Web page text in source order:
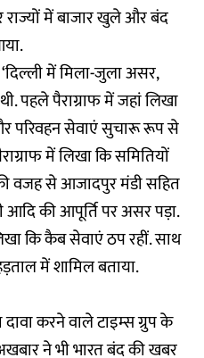
राज्यों में बाजार खुले और बंद
में मिला-जुला असर,
पहले पैराग्राफ में जहां लिखा
परिवहन सेवाएं सुचारू रूप से
में लिखा कि समितियों
वजह से आजादपुर मंडी सहित
की आपूर्ति पर असर पड़ा.
कि कैब सेवाएं ठप रहीं. साथ
में शामिल बताया.
करने वाले टाइम्स ग्रुप के
ने भी भारत बंद की खबर